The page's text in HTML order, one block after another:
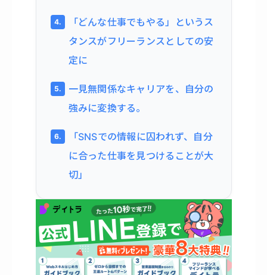
「どんな仕事でもやる」というス
タンスがフリーランスとしての安
定に
一見無関係なキャリアを、自分の
強みに変換する。
「SNSでの情報に囚われず、自分
に合った仕事を見つけることが大
切」